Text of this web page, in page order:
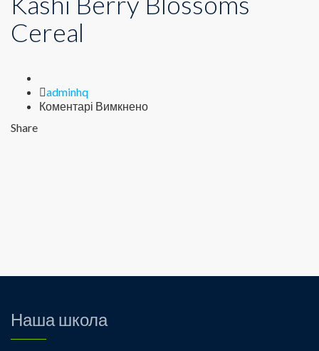
Cereal
Author
adminhq
Коментарі Вимкненодо
Share
Наша школа